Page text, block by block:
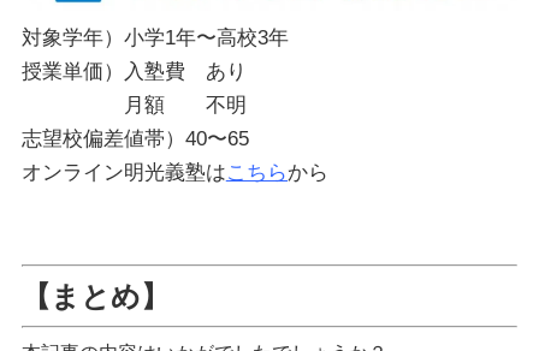
対象学年）小学1年〜高校3年
授業単価）入塾費 あり
月額 不明
志望校偏差値帯）40〜65
オンライン明光義塾はこちらから
【まとめ】